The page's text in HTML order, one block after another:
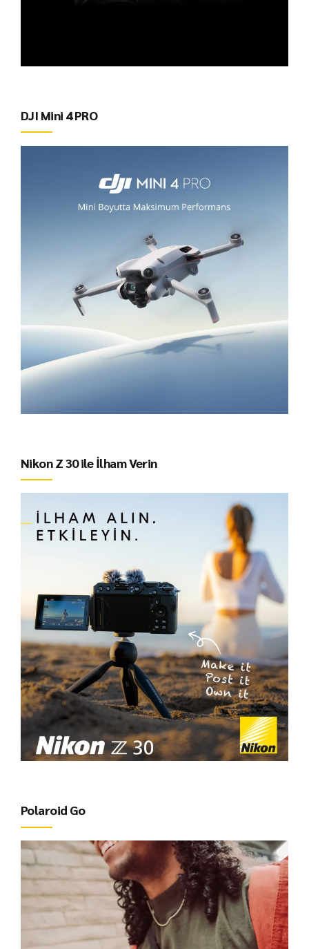
DJI Mini 4 PRO
Nikon Z 30 ile İlham Verin
Polaroid Go